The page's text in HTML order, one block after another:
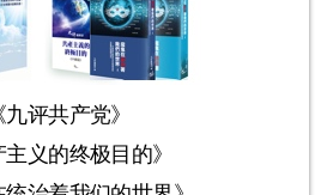
九评共产党》
主义的终极目的》